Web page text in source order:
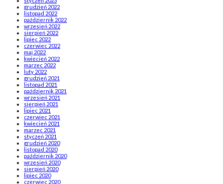
grudzień 2022
listopad 2022
październik 2022
wrzesień 2022
sierpień 2022
lipiec 2022
czerwiec 2022
maj 2022
kwiecień 2022
marzec 2022
luty 2022
grudzień 2021
listopad 2021
październik 2021
wrzesień 2021
sierpień 2021
lipiec 2021
czerwiec 2021
kwiecień 2021
marzec 2021
styczeń 2021
grudzień 2020
listopad 2020
październik 2020
wrzesień 2020
sierpień 2020
lipiec 2020
czerwiec 2020